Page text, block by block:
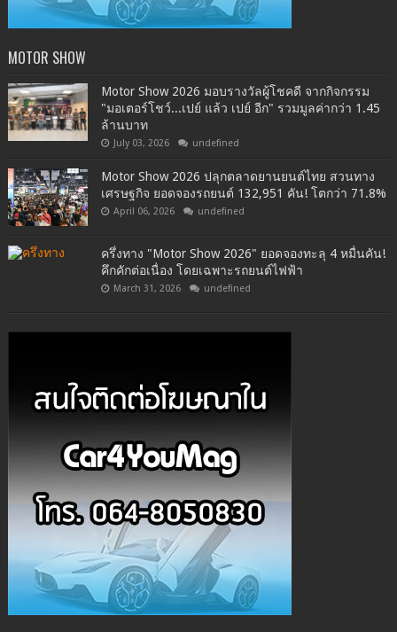
MOTOR SHOW
Motor Show 2026 มอบรางวัลผู้โชคดี จากกิจกรรม
"มอเตอร์โชว์...เปย์ แล้ว เปย์ อีก" รวมมูลค่ากว่า 1.45
ล้านบาท
July 03, 2026 undefined
Motor Show 2026 ปลุกตลาดยานยนต์ไทย สวนทาง
เศรษฐกิจ ยอดจองรถยนต์ 132,951 คัน! โตกว่า 71.8%
April 06, 2026 undefined
ครึ่งทาง "Motor Show 2026" ยอดจองทะลุ 4 หมื่นคัน!
คึกคักต่อเนื่อง โดยเฉพาะรถยนต์ไฟฟ้า
March 31, 2026 undefined